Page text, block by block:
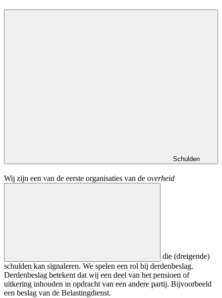
Schulden
Wij zijn een van de eerste organisaties van de overheid
die (dreigende)
schulden kan signaleren. We spelen een rol bij derdenbeslag.
Derdenbeslag betekent dat wij een deel van het pensioen of
uitkering inhouden in opdracht van een andere partij. Bijvoorbeeld
een beslag van de Belastingdienst.